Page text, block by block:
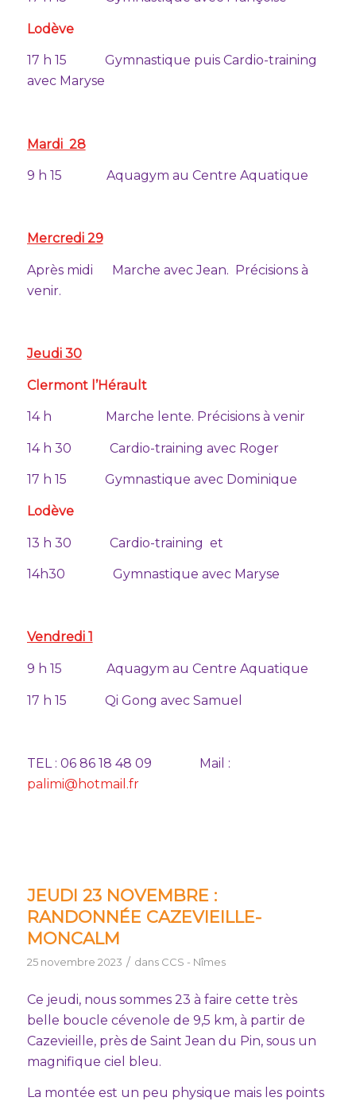
Lodève
17 h 15 Gymnastique puis Cardio-training
avec Maryse
Mardi 28
9 h 15 Aquagym au Centre Aquatique
Mercredi 29
Après midi Marche avec Jean. Précisions à
venir.
Jeudi 30
Clermont l’Hérault
14 h Marche lente. Précisions à venir
14 h 30 Cardio-training avec Roger
17 h 15 Gymnastique avec Dominique
Lodève
13 h 30 Cardio-training et
14h30 Gymnastique avec Maryse
Vendredi 1
9 h 15 Aquagym au Centre Aquatique
17 h 15 Qi Gong avec Samuel
TEL : 06 86 18 48 09 Mail :
palimi@hotmail.fr
JEUDI 23 NOVEMBRE :
RANDONNÉE CAZEVIEILLE-
MONCALM
25 novembre 2023 / dans CCS - Nîmes
Ce jeudi, nous sommes 23 à faire cette très
belle boucle cévenole de 9,5 km, à partir de
Cazevieille, près de Saint Jean du Pin, sous un
magnifique ciel bleu.
La montée est un peu physique mais les points